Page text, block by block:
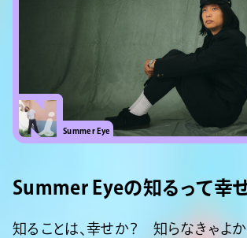
Summer Eye
Summer Eyeの知るって幸
知ることは、幸せか？ 知らなきゃよ